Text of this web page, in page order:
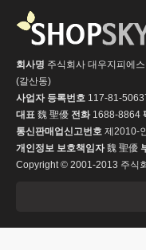
회사명 주식회사 대우지피에스
(갈산동)
사업자 등록번호 117-81-
대표 魏 聖優 전화1688-8864
통신판매업신고번호 제2010-
개인정보 보호책임자魏 聖優
Copyright © 2001-2013 주식